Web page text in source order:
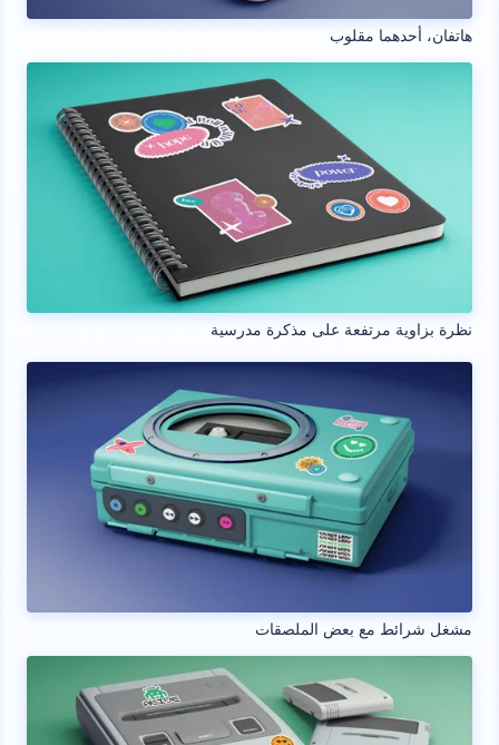
هاتفان، أحدهما مقلوب
نظرة بزاوية مرتفعة على مذكرة مدرسية
مشغل شرائط مع بعض الملصقات